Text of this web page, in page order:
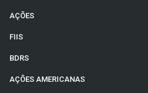
AÇÕES
FIIS
BDRS
AÇÕES AMERICANAS